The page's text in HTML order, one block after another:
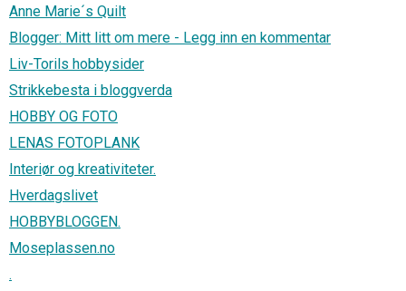
Anne Marie´s Quilt
Blogger: Mitt litt om mere - Legg inn en kommentar
Liv-Torils hobbysider
Strikkebesta i bloggverda
HOBBY OG FOTO
LENAS FOTOPLANK
Interiør og kreativiteter.
Hverdagslivet
HOBBYBLOGGEN.
Moseplassen.no
.